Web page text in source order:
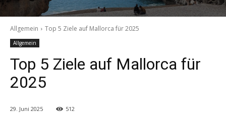
Allgemein Top 5 Ziele auf Mallorca für 2025
Allgemein
Top 5 Ziele auf Mallorca für
2025
29. Juni 2025 512